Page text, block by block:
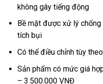
không gây tiếng động
Bề mặt được xử lý
tích bụi
Có thể điều chỉnh tùy
Sản phẩm có mức giá
– 3.500.000 VNĐ